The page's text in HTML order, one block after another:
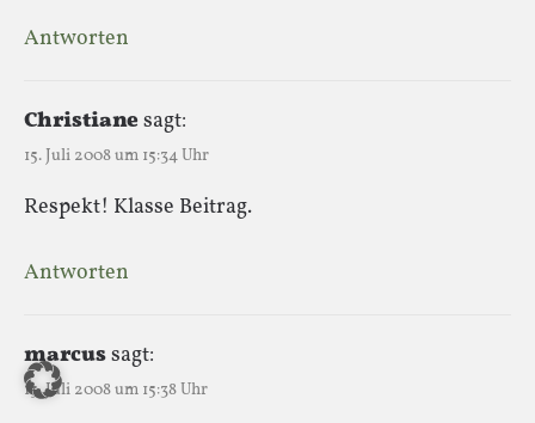
Antworten
Christianesagt:
15. Juli 2008 um 15:34 Uhr
Respekt! Klasse Beitrag.
Antworten
marcussagt:
15. Juli 2008 um 15:38 Uhr